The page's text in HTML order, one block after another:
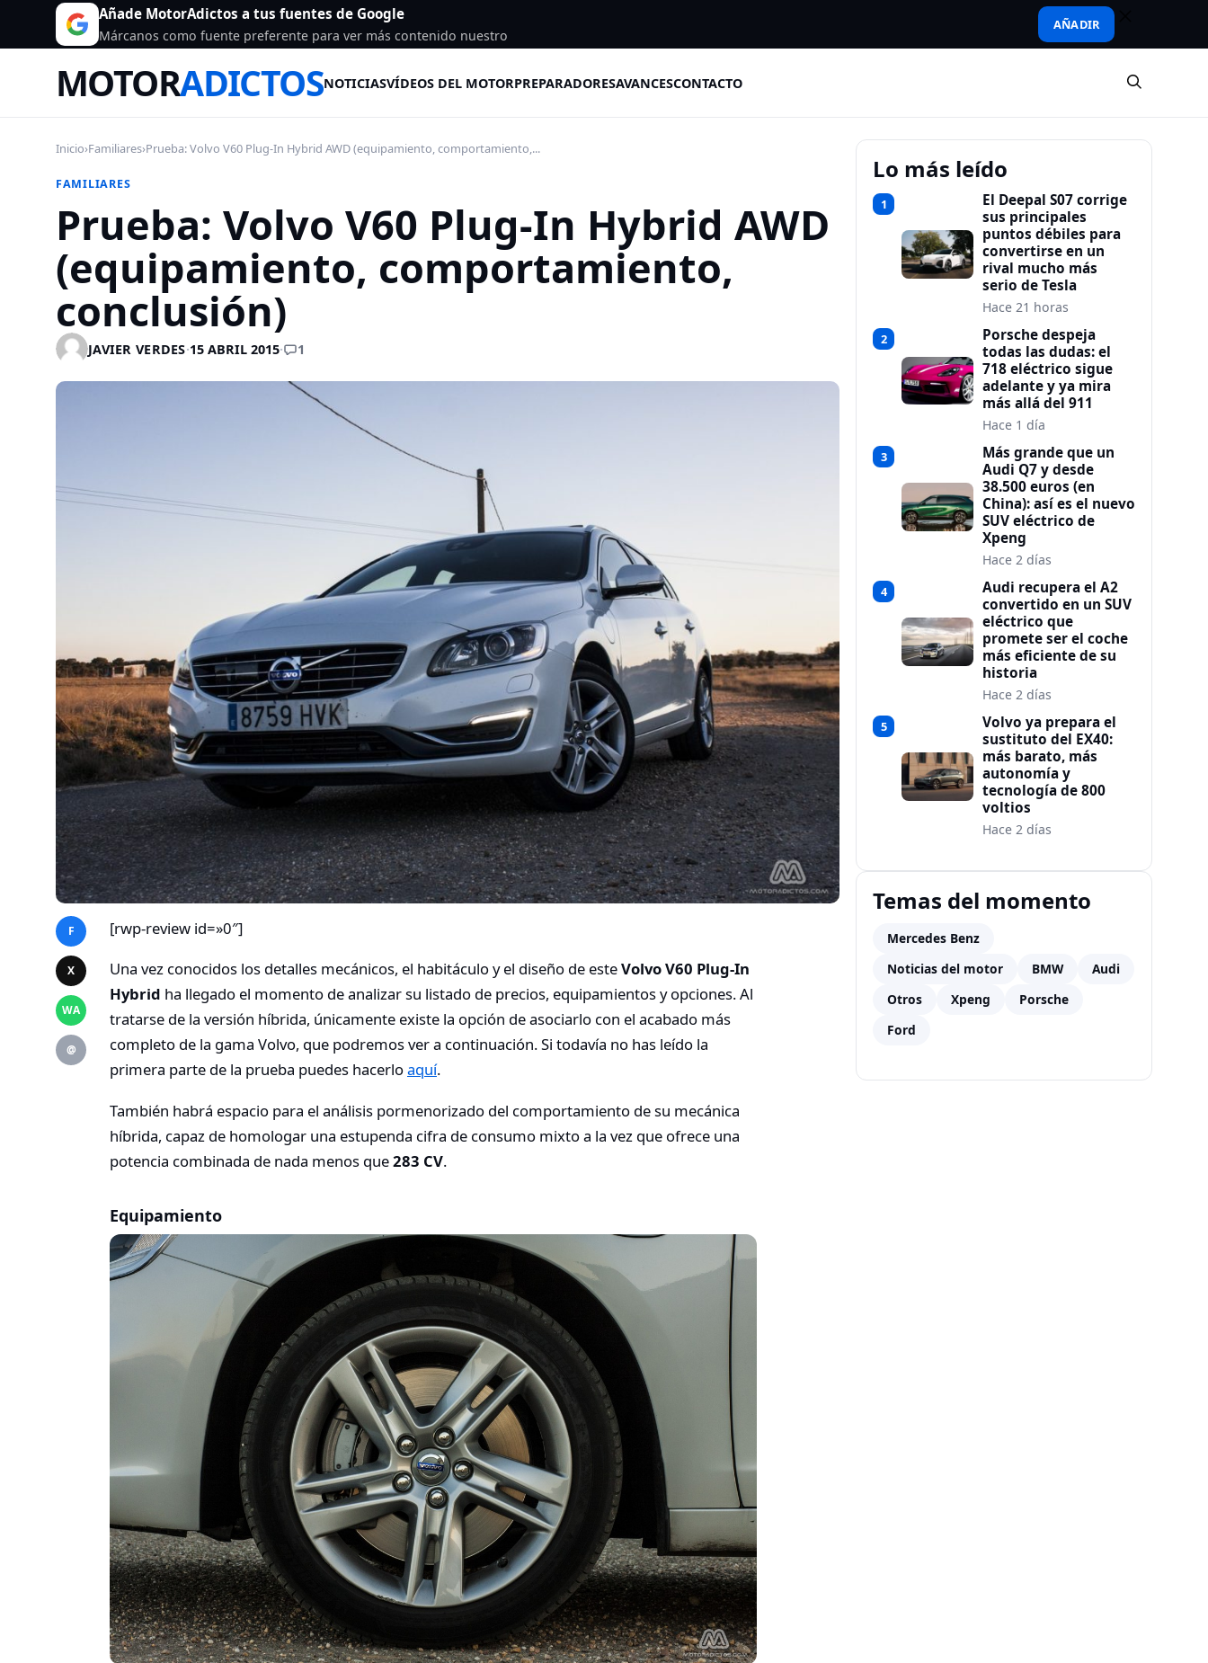
Añade MotorAdictos a tus fuentes de Google
Márcanos como fuente preferente para ver más contenido nuestro
AÑADIR
MOTORADICTOSNOTICIASVÍDEOS DEL MOTORPREPARADORESAVANCESCONTACTO
Inicio›Familiares›Prueba: Volvo V60 Plug-In Hybrid AWD (equipamiento, comportamiento,...
FAMILIARES
Prueba: Volvo V60 Plug-In Hybrid AWD
(equipamiento, comportamiento,
conclusión)
JAVIER VERDES·15 ABRIL 2015· 1
F
X
WA
@
[rwp-review id=»0″]
Una vez conocidos los detalles mecánicos, el habitáculo y el diseño de esteVolvo V60 Plug-In
Hybrid ha llegado el momento de analizar su listado de precios, equipamientos y opciones. Al
tratarse de la versión híbrida, únicamente existe la opción de asociarlo con el acabado más
completo de la gama Volvo, que podremos ver a continuación. Si todavía no has leído la
primera parte de la prueba puedes hacerloaquí.
También habrá espacio para el análisis pormenorizado del comportamiento de su mecánica
híbrida, capaz de homologar una estupenda cifra de consumo mixto a la vez que ofrece una
potencia combinada de nada menos que283 CV.
Equipamiento
Lo más leído
1
El Deepal S07 corrige
sus principales
puntos débiles para
convertirse en un
rival mucho más
serio de Tesla
Hace 21 horas
2
Porsche despeja
todas las dudas: el
718 eléctrico sigue
adelante y ya mira
más allá del 911
Hace 1 día
3
Más grande que un
Audi Q7 y desde
38.500 euros (en
China): así es el nuevo
SUV eléctrico de
Xpeng
Hace 2 días
4
Audi recupera el A2
convertido en un SUV
eléctrico que
promete ser el coche
más eficiente de su
historia
Hace 2 días
5
Volvo ya prepara el
sustituto del EX40:
más barato, más
autonomía y
tecnología de 800
voltios
Hace 2 días
Temas del momento
Mercedes Benz
Noticias del motor
BMW
Audi
Otros
Xpeng
Porsche
Ford